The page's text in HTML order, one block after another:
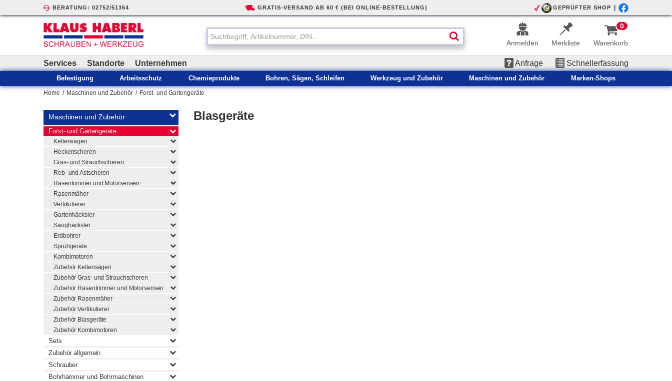
BERATUNG: 02752/51364 GRATIS-VERSAND AB 60 € (BEI ONLINE-BESTELLUNG) GEPRÜFTER SHOP
Anmelden Merkliste Warenkorb
0
Services Standorte Unternehmen Anfrage Schnellerfassung
Befestigung Arbeitsschutz Chemieprodukte Bohren, Sägen, Schleifen Werkzeug und Zubehör Maschinen und Zubehör Marken-Shops
Home / Maschinen und Zubehör / Forst- und Gartengeräte
Maschinen und Zubehör
Forst- und Gartengeräte
Kettensägen
Heckenscheren
Gras- und Strauchscheren
Reb- und Astscheren
Rasentrimmer und Motorsensen
Rasenmäher
Vertikutierer
Gartenhäcksler
Saughäcksler
Erdbohrer
Sprühgeräte
Kombimotoren
Zubehör Kettensägen
Zubehör Gras- und Strauchscheren
Zubehör Rasentrimmer und Motorsensen
Zubehör Rasenmäher
Zubehör Vertikutierer
Zubehör Blasgeräte
Zubehör Kombimotoren
Sets
Zubehör allgemein
Schrauber
Bohrhämmer und Bohrmaschinen
Blasgeräte